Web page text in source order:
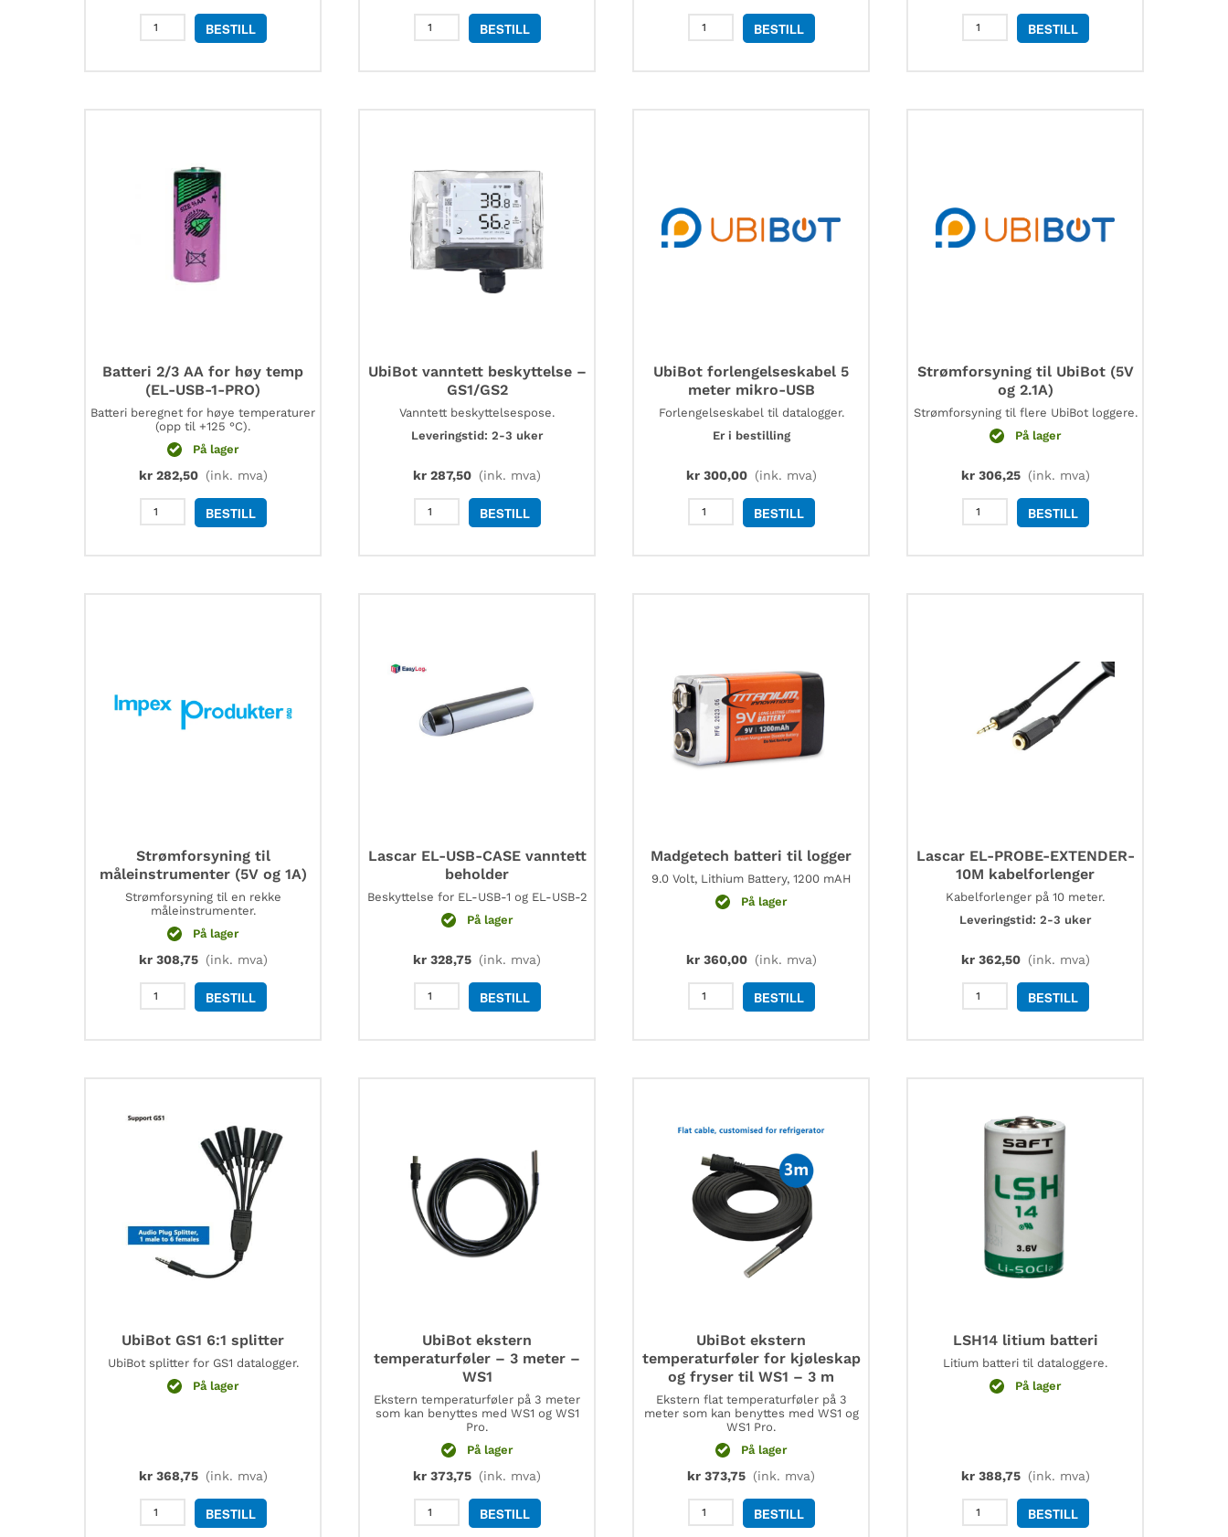
Lascar
EL-
BESTILL
UbiBot
micro-
antall
BESTILL
UbiBot
POE
BESTILL
UbiBot
forlengelseskabel
BESTILL
Batteri 2/3 AA for høy temp
(EL-USB-1-PRO)
Batteri beregnet for høye temperaturer
(opp til +125 °C).
På lager
kr282,50 (ink. mva)
Batteri
2/3
BESTILL
UbiBot vanntett beskyttelse –
GS1/GS2
Vanntett beskyttelsespose.
Leveringstid: 2-3 uker
kr 287,50 (ink. mva)
UbiBot
vanntett
BESTILL
UbiBot forlengelseskabel 5
meter mikro-USB
Forlengelseskabel til datalogger.
Er i bestilling
kr300,00 (ink. mva)
UbiBot
forlengelseskabel
BESTILL
Strømforsyning til UbiBot (5V
og 2.1A)
Strømforsyning til flere UbiBot loggere.
På lager
kr306,25 (ink. mva)
Strømforsyning
til
BESTILL
Strømforsyning til
måleinstrumenter (5V og 1A)
Strømforsyning til en rekke
måleinstrumenter.
På lager
kr308,75 (ink. mva)
Strømforsyning
til
BESTILL
Lascar EL-USB-CASE vanntett
beholder
Beskyttelse for EL-USB-1 og EL-USB-2
På lager
kr 328,75 (ink. mva)
Lascar
EL-
BESTILL
Madgetech batteri til logger
9.0 Volt, Lithium Battery, 1200 mAH
På lager
kr360,00 (ink. mva)
Madgetech
batteri
BESTILL
Lascar EL-PROBE-EXTENDER-
10M kabelforlenger
Kabelforlenger på 10 meter.
Leveringstid: 2-3 uker
kr362,50 (ink. mva)
Lascar
EL-
BESTILL
UbiBot GS1 6:1 splitter
UbiBot splitter for GS1 datalogger.
På lager
kr368,75 (ink. mva)
UbiBot
GS1
BESTILL
UbiBot ekstern
temperaturføler – 3 meter –
WS1
Ekstern temperaturføler på 3 meter
som kan benyttes med WS1 og WS1
Pro.
På lager
kr 373,75 (ink. mva)
UbiBot
ekstern
BESTILL
UbiBot ekstern
temperaturføler for kjøleskap
og fryser til WS1 – 3 m
Ekstern flat temperaturføler på 3
meter som kan benyttes med WS1 og
WS1 Pro.
På lager
kr 373,75 (ink. mva)
UbiBot
ekstern
BESTILL
LSH14 litium batteri
Litium batteri til dataloggere.
På lager
kr388,75 (ink. mva)
LSH14
litium
BESTILL